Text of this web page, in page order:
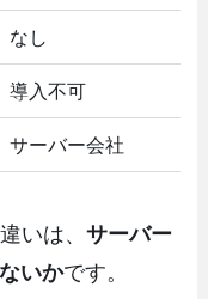
なし
導入不可
サーバー会社
いは、サーバー
いかです。